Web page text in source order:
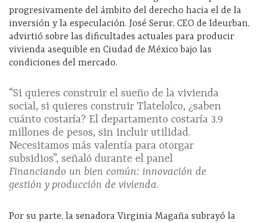
progresivamente del ámbito del derecho hacia el de la
inversión y la especulación. José Serur, CEO de Ideurban,
advirtió sobre las dificultades actuales para producir
vivienda asequible en Ciudad de México bajo las
condiciones del mercado.
“Si quieres construir el sueño de la vivienda
social, si quieres construir Tlatelolco, ¿saben
cuánto costaría? El departamento costaría 3.9
millones de pesos, sin incluir utilidad.
Necesitamos más valentía para otorgar
subsidios”, señaló durante el panel
Financiando un bien común: innovación de
gestión y producción de vivienda.
Por su parte, la senadora Virginia Magaña subrayó la